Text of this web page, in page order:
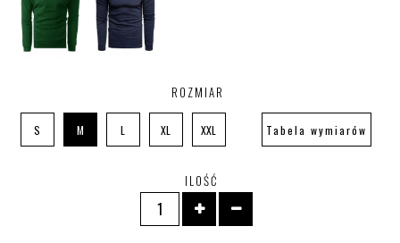
ROZMIAR
S M L XL XXL Tabela wymiarów
ILOŚĆ